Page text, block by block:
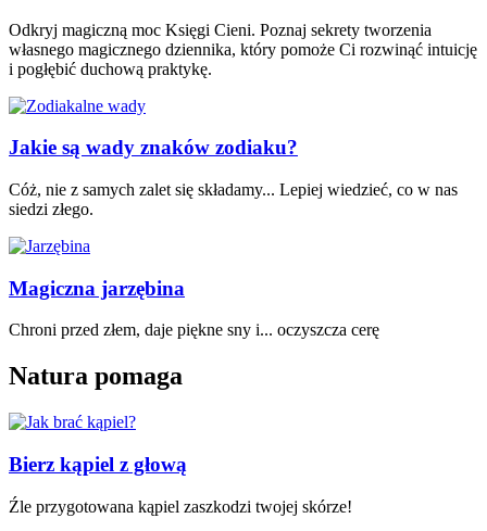
Odkryj magiczną moc Księgi Cieni. Poznaj sekrety tworzenia
własnego magicznego dziennika, który pomoże Ci rozwinąć intuicję
i pogłębić duchową praktykę.
Jakie są wady znaków zodiaku?
Cóż, nie z samych zalet się składamy... Lepiej wiedzieć, co w nas
siedzi złego.
Magiczna jarzębina
Chroni przed złem, daje piękne sny i... oczyszcza cerę
Natura pomaga
Bierz kąpiel z głową
Źle przygotowana kąpiel zaszkodzi twojej skórze!